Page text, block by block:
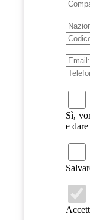
Sì,
e